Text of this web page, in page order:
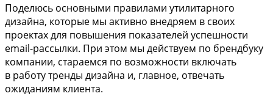
Поделюсь основными правилами утилитарного
дизайна, которые мы активно внедряем в своих
проектах для повышения показателей успешности
email-рассылки. При этом мы действуем по брендбуку
компании, стараемся по возможности включать
в работу тренды дизайна и, главное, отвечать
ожиданиям клиента.